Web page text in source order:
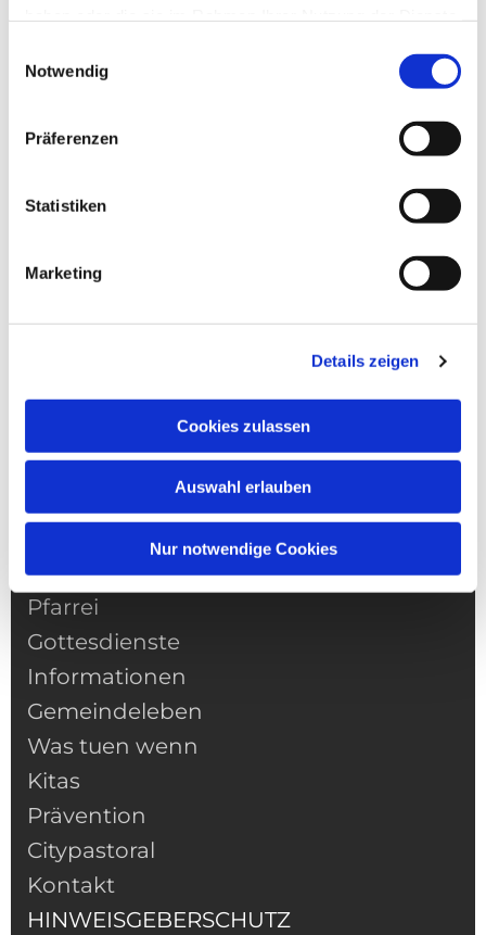
Notwendig
Präferenzen
Statistiken
Marketing
Details zeigen
Cookies zulassen
Auswahl erlauben
Nur notwendige Cookies
NAVIGATION
Pfarrei
Gottesdienste
Informationen
Gemeindeleben
Was tuen wenn
Kitas
Prävention
Citypastoral
Kontakt
HINWEISGEBERSCHUTZ